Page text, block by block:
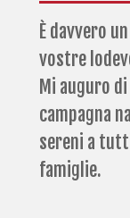
È davvero
vostre
Mi auguro
campagna
sereni a
famiglie.